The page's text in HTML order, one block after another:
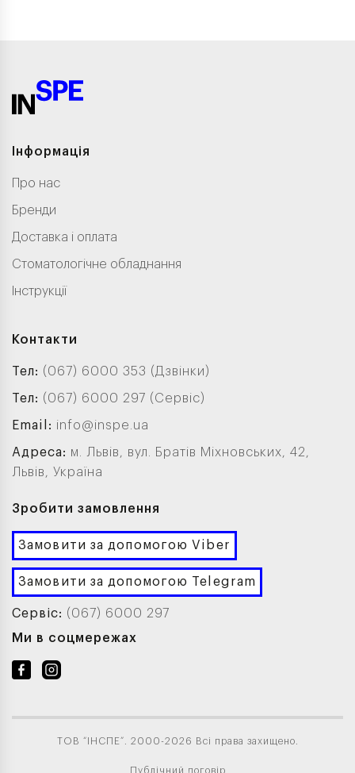
Інформація
Про нас
Бренди
Доставка і оплата
Стоматологічне обладнання
Інструкції
Контакти
Тел: (067) 6000 353 (Дзвінки)
Тел: (067) 6000 297 (Сервіс)
Email: info@inspe.ua
Адреса: м. Львів, вул. Братів Міхновських, 42,
Львів, Україна
Зробити замовлення
Замовити за допомогою Viber
Замовити за допомогою Telegram
Сервіс: (067) 6000 297
Ми в соцмережах
ТОВ “ІНСПЕ”. 2000-2026 Всі права захищено.
Публічний договір